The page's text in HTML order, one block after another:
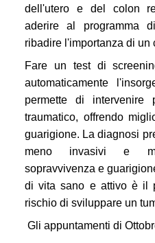
dell'utero e del colon
aderire al programma
ribadire l'importanza di un
Fare un test di
automaticamente
permette di
traumatico, offrendo
guarigione. La diagnosi
meno invasivi e
sopravvivenza e
di vita sano e attivo è il
rischio di sviluppare un
Gli appuntamenti di